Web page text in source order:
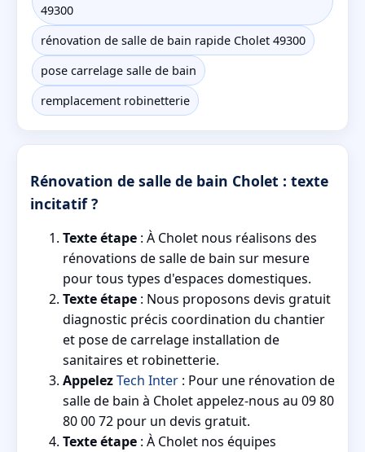
49300
rénovation de salle de bain rapide Cholet 49300
pose carrelage salle de bain
remplacement robinetterie
Rénovation de salle de bain Cholet : texte
incitatif ?
Texte étape : À Cholet nous réalisons des
rénovations de salle de bain sur mesure
pour tous types d'espaces domestiques.
Texte étape : Nous proposons devis gratuit
diagnostic précis coordination du chantier
et pose de carrelage installation de
sanitaires et robinetterie.
AppelezTech Inter : Pour une rénovation de
salle de bain à Cholet appelez-nous au 09 80
80 00 72 pour un devis gratuit.
Texte étape : À Cholet nos équipes